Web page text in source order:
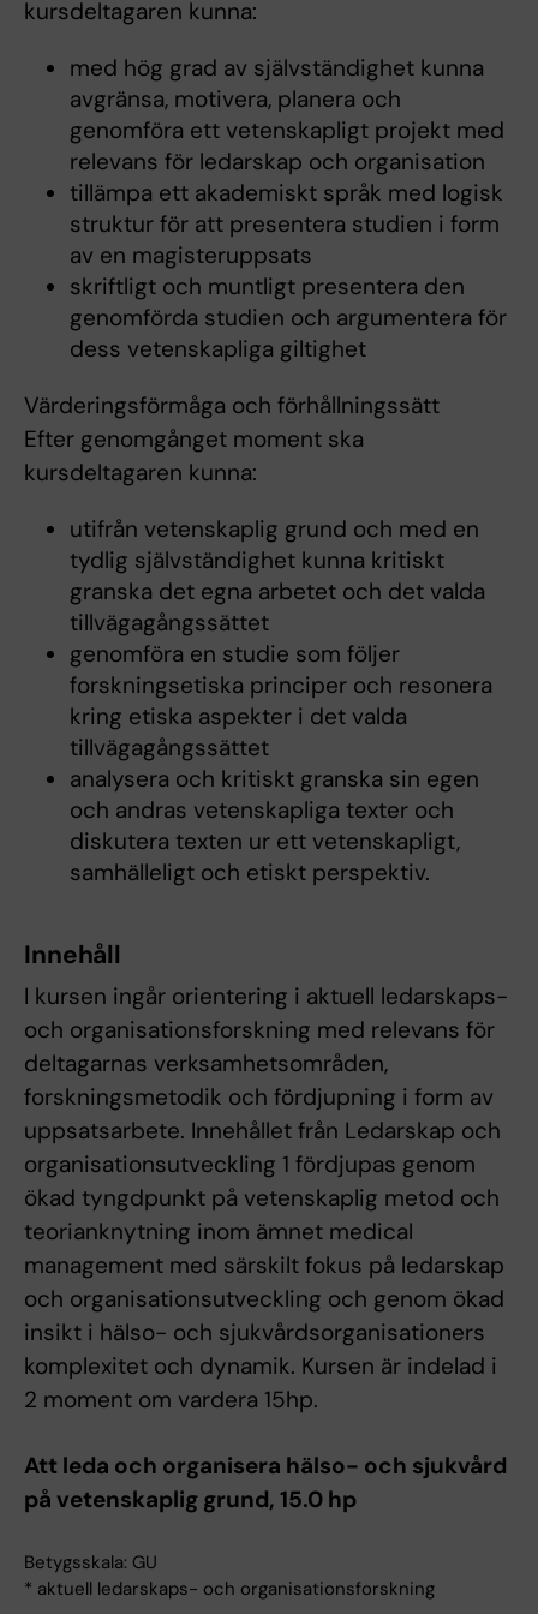
kursdeltagaren kunna:
med hög grad av självständighet kunna
avgränsa, motivera, planera och
genomföra ett vetenskapligt projekt med
relevans för ledarskap och organisation
tillämpa ett akademiskt språk med logisk
struktur för att presentera studien i form
av en magisteruppsats
skriftligt och muntligt presentera den
genomförda studien och argumentera för
dess vetenskapliga giltighet
Värderingsförmåga och förhållningssätt
Efter genomgånget moment ska
kursdeltagaren kunna:
utifrån vetenskaplig grund och med en
tydlig självständighet kunna kritiskt
granska det egna arbetet och det valda
tillvägagångssättet
genomföra en studie som följer
forskningsetiska principer och resonera
kring etiska aspekter i det valda
tillvägagångssättet
analysera och kritiskt granska sin egen
och andras vetenskapliga texter och
diskutera texten ur ett vetenskapligt,
samhälleligt och etiskt perspektiv.
Innehåll
I kursen ingår orientering i aktuell ledarskaps-
och organisationsforskning med relevans för
deltagarnas verksamhetsområden,
forskningsmetodik och fördjupning i form av
uppsatsarbete. Innehållet från Ledarskap och
organisationsutveckling 1 fördjupas genom
ökad tyngdpunkt på vetenskaplig metod och
teorianknytning inom ämnet medical
management med särskilt fokus på ledarskap
och organisationsutveckling och genom ökad
insikt i hälso- och sjukvårdsorganisationers
komplexitet och dynamik. Kursen är indelad i
2 moment om vardera 15hp.
Att leda och organisera hälso- och sjukvård
på vetenskaplig grund, 15.0 hp
Betygsskala: GU
* aktuell ledarskaps- och organisationsforskning